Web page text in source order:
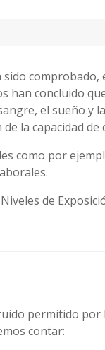
han concluido
el sueño
la capacidad de
como por
de
permitido
contar: